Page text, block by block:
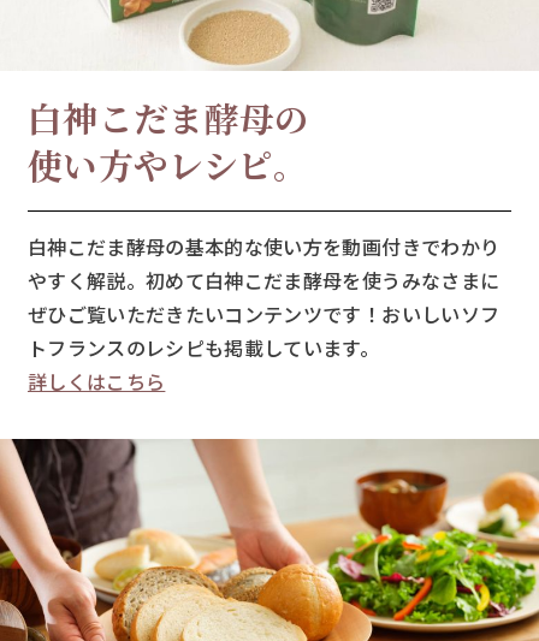
白神こだま酵母の
使い方やレシピ。
白神こだま酵母の基本的な使い方を動画付きでわかり
やすく解説。初めて白神こだま酵母を使うみなさまに
ぜひご覧いただきたいコンテンツです！おいしいソフ
トフランスのレシピも掲載しています。
詳しくはこちら